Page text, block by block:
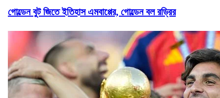
গোল্ডেন বুট জিতে ইতিহাস এমবাপ্পের, গোল্ডেন বল রড্রির